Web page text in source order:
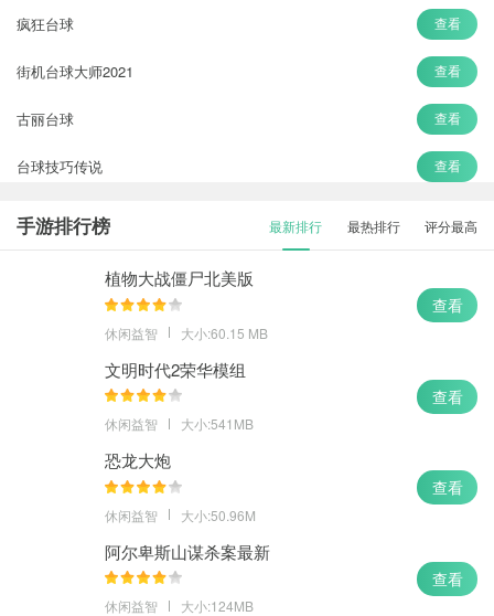
疯狂台球 查看
街机台球大师2021 查看
古丽台球 查看
台球技巧传说 查看
手游排行榜 最新排行 最热排行 评分最高
植物大战僵尸北美版
休闲益智 大小:60.15 MB
查看
文明时代2荣华模组
休闲益智 大小:541MB
查看
恐龙大炮
休闲益智 大小:50.96M
查看
阿尔卑斯山谋杀案最新
休闲益智 大小:124MB
查看